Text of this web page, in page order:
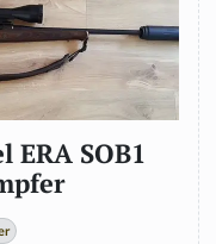
ERA SOB1